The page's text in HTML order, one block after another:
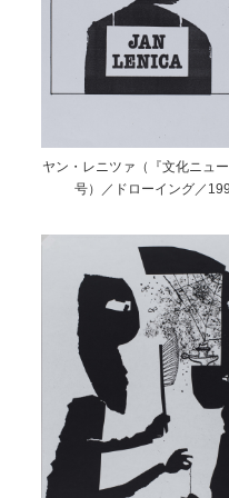
ヤン・レニツァ（『文化ニュ
号）／ドローイング／